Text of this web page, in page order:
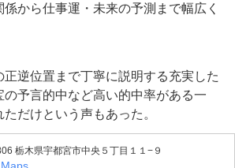
から仕事運・未来の予測まで幅広く
正逆位置まで丁寧に説明する充実した
予言的中など高い的中率がある一
だけという声もあった。
栃木県宇都宮市中央５丁目１１−９